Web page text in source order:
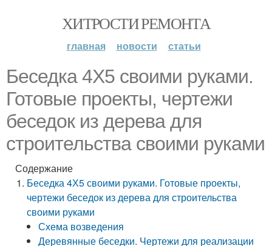
ХИТРОСТИ РЕМОНТА
главная новости статьи
Беседка 4Х5 своими руками.
Готовые проекты, чертежи
беседок из дерева для
строительства своими руками
Содержание
Беседка 4Х5 своими руками. Готовые проекты,
чертежи беседок из дерева для строительства
своими руками
Схема возведения
Деревянные беседки. Чертежи для реализации